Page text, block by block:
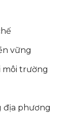
vững
môi trường
địa phương